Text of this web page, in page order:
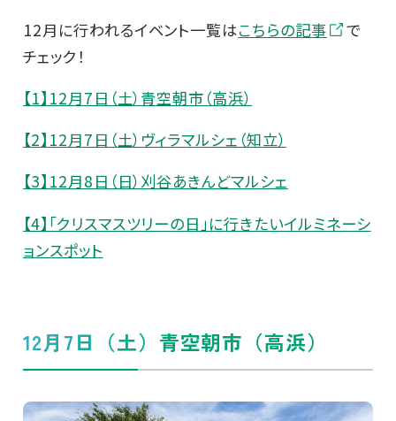
12月に行われるイベント一覧はこちらの記事
で
チェック！
【1】12月7日（土）青空朝市（高浜）
【2】12月7日（土）ヴィラマルシェ（知立）
【3】12月8日（日）刈谷あきんどマルシェ
【4】「クリスマスツリーの日」に行きたいイルミネーシ
ョンスポット
12月7日（土）青空朝市（高浜）